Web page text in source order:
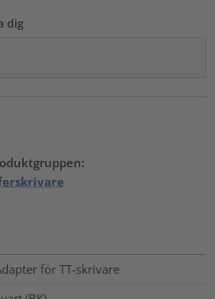
dig
för TT-skrivare